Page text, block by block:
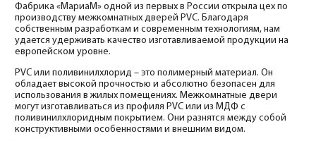
Фабрика «МариаМ» одной из первых в России открыла цех по
производству межкомнатных дверей PVC. Благодаря
собственным разработкам и современным технологиям, нам
удается удерживать качество изготавливаемой продукции на
европейском уровне.
PVC или поливинилхлорид – это полимерный материал. Он
обладает высокой прочностью и абсолютно безопасен для
использования в жилых помещениях. Межкомнатные двери
могут изготавливаться из профиля PVC или из МДФ с
поливинилхлоридным покрытием. Они разнятся между собой
конструктивными особенностями и внешним видом.